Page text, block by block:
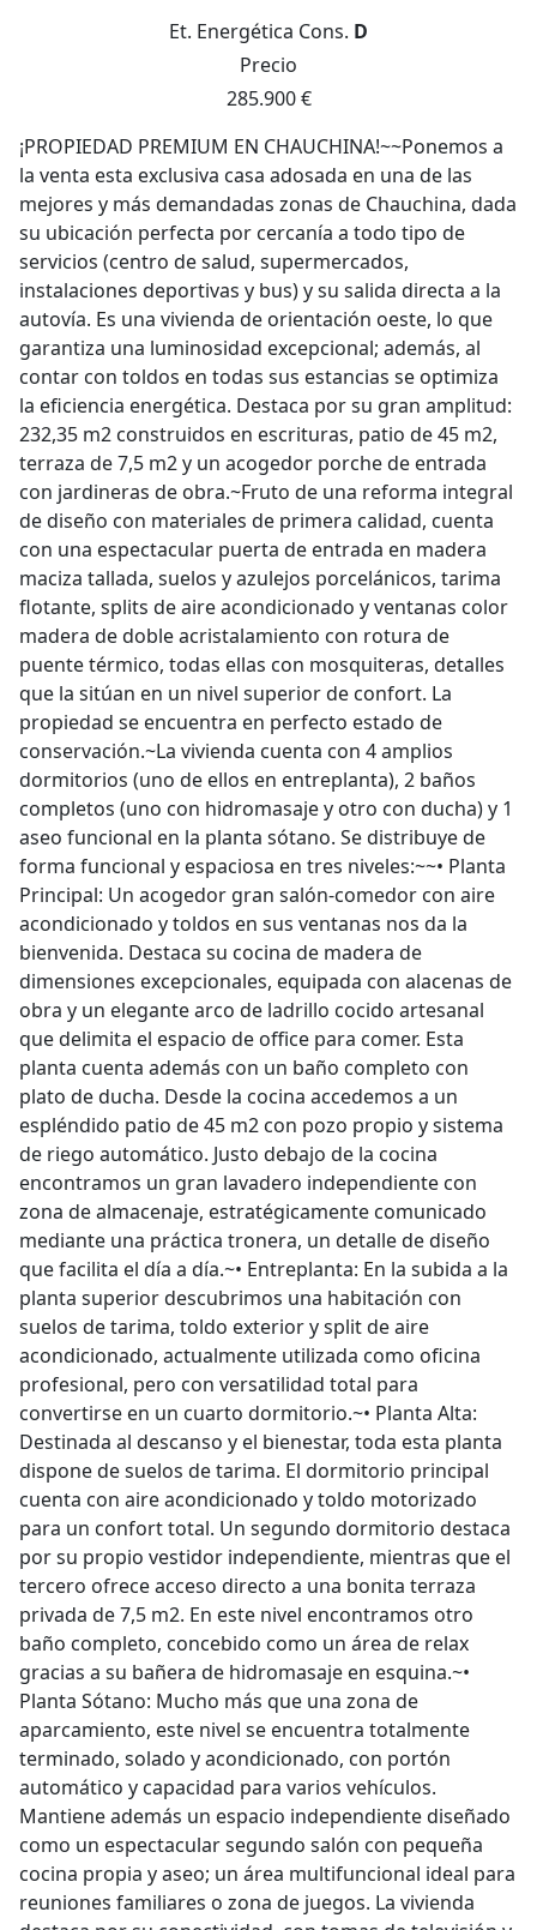
Et. Energética Cons. D
Precio
285.900 €
¡PROPIEDAD PREMIUM EN CHAUCHINA!~~Ponemos a
la venta esta exclusiva casa adosada en una de las
mejores y más demandadas zonas de Chauchina, dada
su ubicación perfecta por cercanía a todo tipo de
servicios (centro de salud, supermercados,
instalaciones deportivas y bus) y su salida directa a la
autovía. Es una vivienda de orientación oeste, lo que
garantiza una luminosidad excepcional; además, al
contar con toldos en todas sus estancias se optimiza
la eficiencia energética. Destaca por su gran amplitud:
232,35 m2 construidos en escrituras, patio de 45 m2,
terraza de 7,5 m2 y un acogedor porche de entrada
con jardineras de obra.~Fruto de una reforma integral
de diseño con materiales de primera calidad, cuenta
con una espectacular puerta de entrada en madera
maciza tallada, suelos y azulejos porcelánicos, tarima
flotante, splits de aire acondicionado y ventanas color
madera de doble acristalamiento con rotura de
puente térmico, todas ellas con mosquiteras, detalles
que la sitúan en un nivel superior de confort. La
propiedad se encuentra en perfecto estado de
conservación.~La vivienda cuenta con 4 amplios
dormitorios (uno de ellos en entreplanta), 2 baños
completos (uno con hidromasaje y otro con ducha) y 1
aseo funcional en la planta sótano. Se distribuye de
forma funcional y espaciosa en tres niveles:~~•⁠ ⁠Planta
Principal: Un acogedor gran salón-comedor con aire
acondicionado y toldos en sus ventanas nos da la
bienvenida. Destaca su cocina de madera de
dimensiones excepcionales, equipada con alacenas de
obra y un elegante arco de ladrillo cocido artesanal
que delimita el espacio de office para comer. Esta
planta cuenta además con un baño completo con
plato de ducha. Desde la cocina accedemos a un
espléndido patio de 45 m2 con pozo propio y sistema
de riego automático. Justo debajo de la cocina
encontramos un gran lavadero independiente con
zona de almacenaje, estratégicamente comunicado
mediante una práctica tronera, un detalle de diseño
que facilita el día a día.~•⁠ ⁠Entreplanta: En la subida a la
planta superior descubrimos una habitación con
suelos de tarima, toldo exterior y split de aire
acondicionado, actualmente utilizada como oficina
profesional, pero con versatilidad total para
convertirse en un cuarto dormitorio.~•⁠ ⁠Planta Alta:
Destinada al descanso y el bienestar, toda esta planta
dispone de suelos de tarima. El dormitorio principal
cuenta con aire acondicionado y toldo motorizado
para un confort total. Un segundo dormitorio destaca
por su propio vestidor independiente, mientras que el
tercero ofrece acceso directo a una bonita terraza
privada de 7,5 m2. En este nivel encontramos otro
baño completo, concebido como un área de relax
gracias a su bañera de hidromasaje en esquina.~•⁠
⁠Planta Sótano: Mucho más que una zona de
aparcamiento, este nivel se encuentra totalmente
terminado, solado y acondicionado, con portón
automático y capacidad para varios vehículos.
Mantiene además un espacio independiente diseñado
como un espectacular segundo salón con pequeña
cocina propia y aseo; un área multifuncional ideal para
reuniones familiares o zona de juegos. La vivienda